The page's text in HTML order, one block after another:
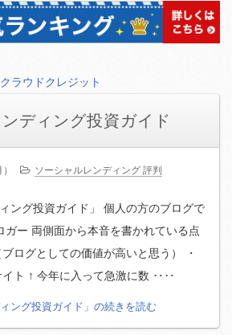
クラウドクレジット
ディング投資ガイド
ソーシャルレンディング 評判
ング投資ガイド」 個人の方のブログで
ガー 両側面から本音を書かれている点
ログとしての価値が高いと思う） ・
イト ↑ 今年に入って急激に数 ‥‥
ング投資ガイド」の続きを読む